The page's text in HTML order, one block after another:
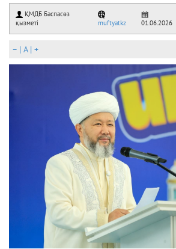
ҚМДБ Баспасөз
қызметі
muftyatkz 01.06.2026
– | A| +